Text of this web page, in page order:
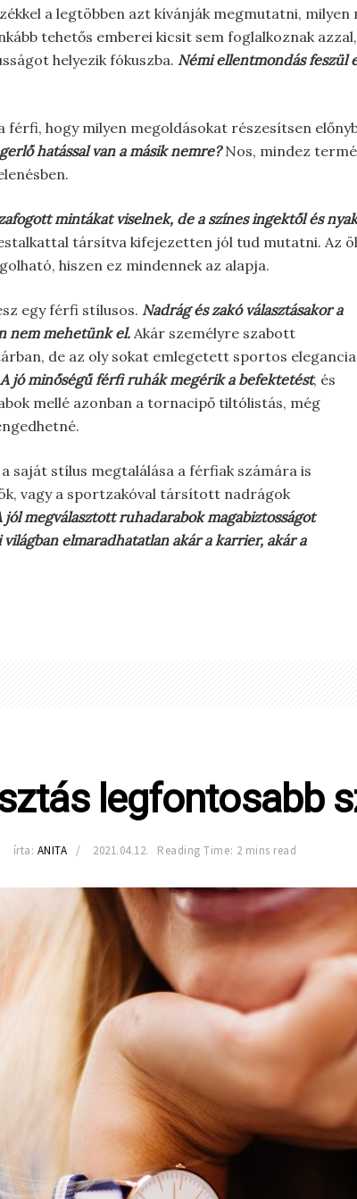
a legtöbben azt kívánják megmutatni,
tehetős emberei kicsit sem foglalkoznak
helyezik fókuszba. Némi ellentmondás feszül
férfi, hogy milyen megoldásokat részesítsen
hatással van a másik nemre?Nos, mindez
mintákat viselnek, de a színes ingektől és
társítva kifejezetten jól tud mutatni. Az
hiszen ez mindennek az alapja.
egy férfi stílusos. Nadrág és zakó választásakor a
nem mehetünk el. Akár személyre szabott
de az oly sokat emlegetett sportos elegancia
A jó minőségű férfi ruhák megérik a befektetést, és
mellé azonban a tornacipő tiltólistás, még
saját stílus megtalálása a férfiak számára is
vagy a sportzakóval társított nadrágok
jól megválasztott ruhadarabok magabiztosságot
elmaradhatatlan akár a karrier, akár a
legfontosabb
írta: ANITA 2021.04.12. Reading Time: 2 mins read